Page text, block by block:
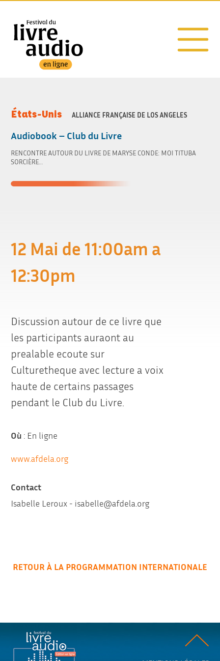
États-Unis ALLIANCE FRANÇAISE DE LOS ANGELES
Audiobook – Club du Livre
RENCONTRE AUTOUR DU LIVRE DE MARYSE CONDE: MOI TITUBA
SORCIÈRE…
12 Mai de 11:00am a
12:30pm
Discussion autour de ce livre que
les participants auraont au
prealable ecoute sur
Culturetheque avec lecture a voix
haute de certains passages
pendant le Club du Livre.
Où : En ligne
www.afdela.org
Contact
Isabelle Leroux - isabelle@afdela.org
RETOUR À LA PROGRAMMATION INTERNATIONALE